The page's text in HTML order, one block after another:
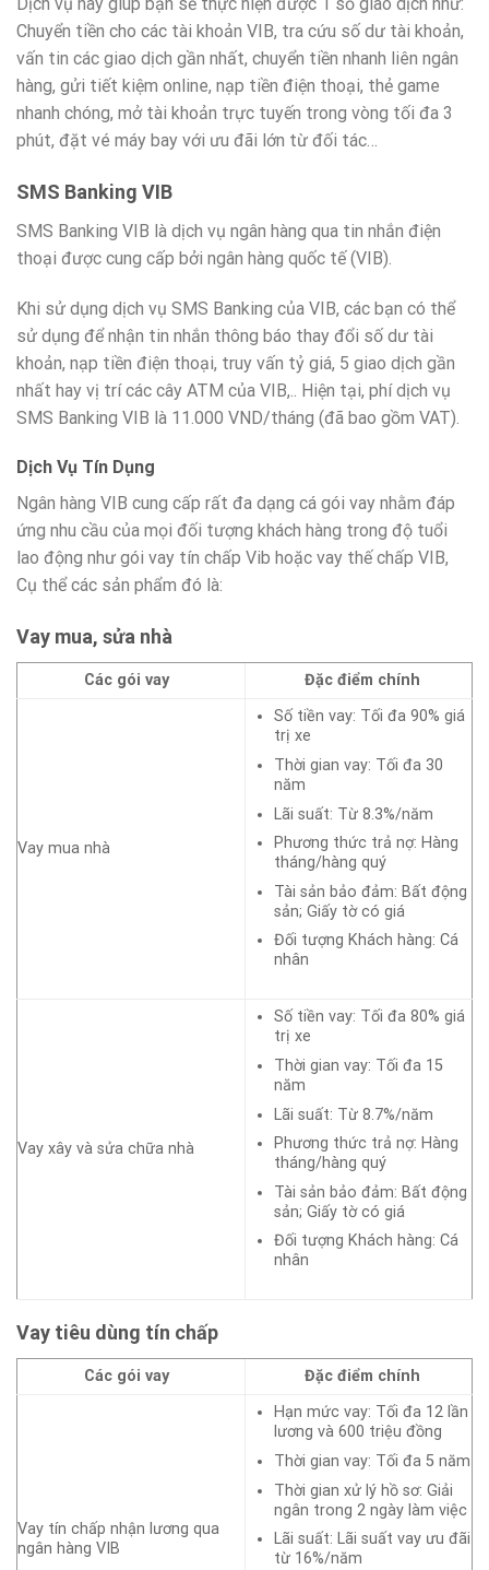
Chuyển tiền cho các tài khoản VIB, tra cứu số dư tài khoản,
vấn tin các giao dịch gần nhất, chuyển tiền nhanh liên ngân
hàng, gửi tiết kiệm online, nạp tiền điện thoại, thẻ game
nhanh chóng, mở tài khoản trực tuyến trong vòng tối đa 3
phút, đặt vé máy bay với ưu đãi lớn từ đối tác…
SMS Banking VIB
SMS Banking VIB là dịch vụ ngân hàng qua tin nhắn điện
thoại được cung cấp bởi ngân hàng quốc tế (VIB).
Khi sử dụng dịch vụ SMS Banking của VIB, các bạn có thể
sử dụng để nhận tin nhắn thông báo thay đổi số dư tài
khoản, nạp tiền điện thoại, truy vấn tỷ giá, 5 giao dịch gần
nhất hay vị trí các cây ATM của VIB,.. Hiện tại, phí dịch vụ
SMS Banking VIB là 11.000 VND/tháng (đã bao gồm VAT).
Dịch Vụ Tín Dụng
Ngân hàng VIB cung cấp rất đa dạng cá gói vay nhằm đáp
ứng nhu cầu của mọi đối tượng khách hàng trong độ tuổi
lao động như gói vay tín chấp Vib hoặc vay thế chấp VIB,
Cụ thể các sản phẩm đó là:
Vay mua, sửa nhà
Các gói vay Đặc điểm chính
Vay mua nhà
Số tiền vay: Tối đa 90% giá
trị xe
Thời gian vay: Tối đa 30
năm
Lãi suất: Từ 8.3%/năm
Phương thức trả nợ: Hàng
tháng/hàng quý
Tài sản bảo đảm: Bất động
sản; Giấy tờ có giá
Đối tượng Khách hàng: Cá
nhân
Vay xây và sửa chữa nhà
Số tiền vay: Tối đa 80% giá
trị xe
Thời gian vay: Tối đa 15
năm
Lãi suất: Từ 8.7%/năm
Phương thức trả nợ: Hàng
tháng/hàng quý
Tài sản bảo đảm: Bất động
sản; Giấy tờ có giá
Đối tượng Khách hàng: Cá
nhân
Vay tiêu dùng tín chấp
Các gói vay Đặc điểm chính
Vay tín chấp nhận lương qua
ngân hàng VIB
Hạn mức vay: Tối đa 12 lần
lương và 600 triệu đồng
Thời gian vay: Tối đa 5 năm
Thời gian xử lý hồ sơ: Giải
ngân trong 2 ngày làm việc
Lãi suất: Lãi suất vay ưu đãi
từ 16%/năm